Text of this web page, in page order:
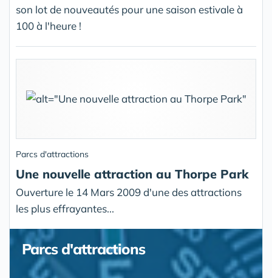
son lot de nouveautés pour une saison estivale à
100 à l'heure !
Parcs d'attractions
Une nouvelle attraction au Thorpe Park
Ouverture le 14 Mars 2009 d'une des attractions
les plus effrayantes...
Parcs d'attractions